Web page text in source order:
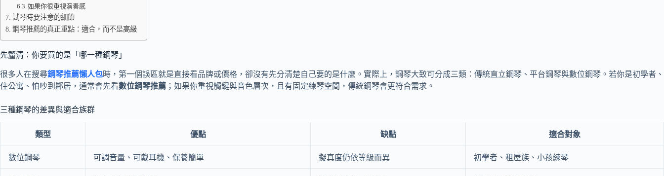
如果你很重視演奏感
試琴時要注意的細節
鋼琴推薦的真正重點：適合，而不是高級
先釐清：你要買的是「哪一種鋼琴」
很多人在搜尋鋼琴推薦懶人包時，第一個誤區就是直接看品牌或價格，卻沒有先分清楚自己要的是什麼。實際上，鋼琴大致可分成三類：傳統直立鋼琴、平台鋼琴與數位鋼琴。若你是初學者、
住公寓、怕吵到鄰居，通常會先看數位鋼琴推薦 ；如果你重視觸鍵與音色層次，且有固定練琴空間，傳統鋼琴會更符合需求。
三種鋼琴的差異與適合族群
類型 優點 缺點 適合對象
數位鋼琴 可調音量、可戴耳機、保養簡單 擬真度仍依等級而異 初學者、租屋族、小孩練琴